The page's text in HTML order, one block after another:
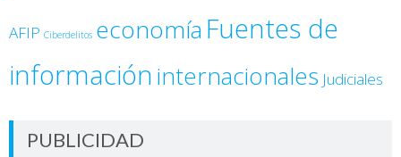
AFIP Ciberdelitos economía Fuentes de
informacióninternacionales Judiciales
PUBLICIDAD